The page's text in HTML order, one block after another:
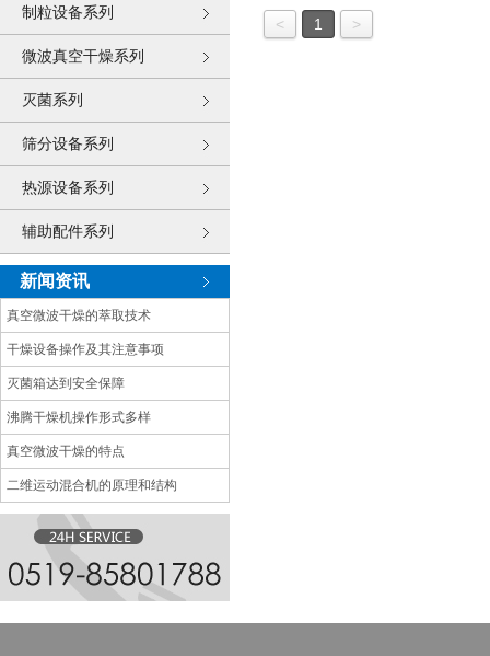
制粒设备系列
微波真空干燥系列
灭菌系列
筛分设备系列
热源设备系列
辅助配件系列
新闻资讯
真空微波干燥的萃取技术
干燥设备操作及其注意事项
灭菌箱达到安全保障
沸腾干燥机操作形式多样
真空微波干燥的特点
二维运动混合机的原理和结构
< 1 >